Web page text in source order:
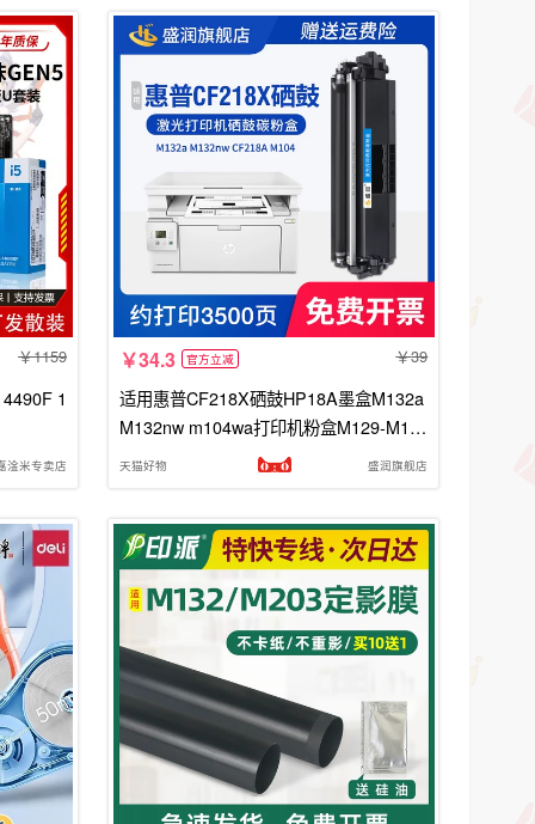
1159
1
淦米专卖店
34.3 官方立减 39
适用惠普CF218X硒鼓HP18A墨盒M132a
M132nw m104wa打印机粉盒M129-M13
4 HP Laserjet Pro MFP M132snw CF21
天猫好物 盛润旗舰店